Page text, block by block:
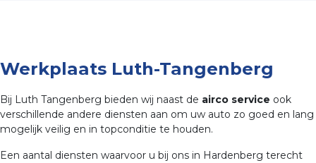
Werkplaats Luth-Tangenberg
Bij Luth Tangenberg bieden wij naast de airco service ook
verschillende andere diensten aan om uw auto zo goed en lang
mogelijk veilig en in topconditie te houden.
Een aantal diensten waarvoor u bij ons in Hardenberg terecht